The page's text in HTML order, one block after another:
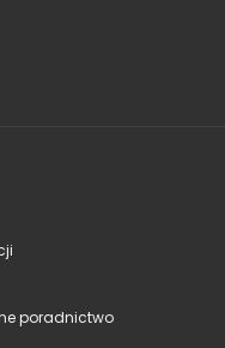
poradnictwo